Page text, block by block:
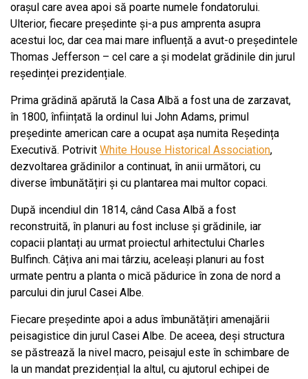
orașul care avea apoi să poarte numele fondatorului.
Ulterior, fiecare președinte și-a pus amprenta asupra
acestui loc, dar cea mai mare influență a avut-o președintele
Thomas Jefferson – cel care a și modelat grădinile din jurul
reședinței prezidențiale.
Prima grădină apărută la Casa Albă a fost una de zarzavat,
în 1800, înființată la ordinul lui John Adams, primul
președinte american care a ocupat așa numita Reședința
Executivă. Potrivit White House Historical Association,
dezvoltarea grădinilor a continuat, în anii următori, cu
diverse îmbunătățiri și cu plantarea mai multor copaci.
După incendiul din 1814, când Casa Albă a fost
reconstruită, în planuri au fost incluse și grădinile, iar
copacii plantați au urmat proiectul arhitectului Charles
Bulfinch. Câțiva ani mai târziu, aceleași planuri au fost
urmate pentru a planta o mică pădurice în zona de nord a
parcului din jurul Casei Albe.
Fiecare președinte apoi a adus îmbunătățiri amenajării
peisagistice din jurul Casei Albe. De aceea, deși structura
se păstrează la nivel macro, peisajul este în schimbare de
la un mandat prezidențial la altul, cu ajutorul echipei de